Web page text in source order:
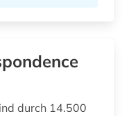
durch 14.500